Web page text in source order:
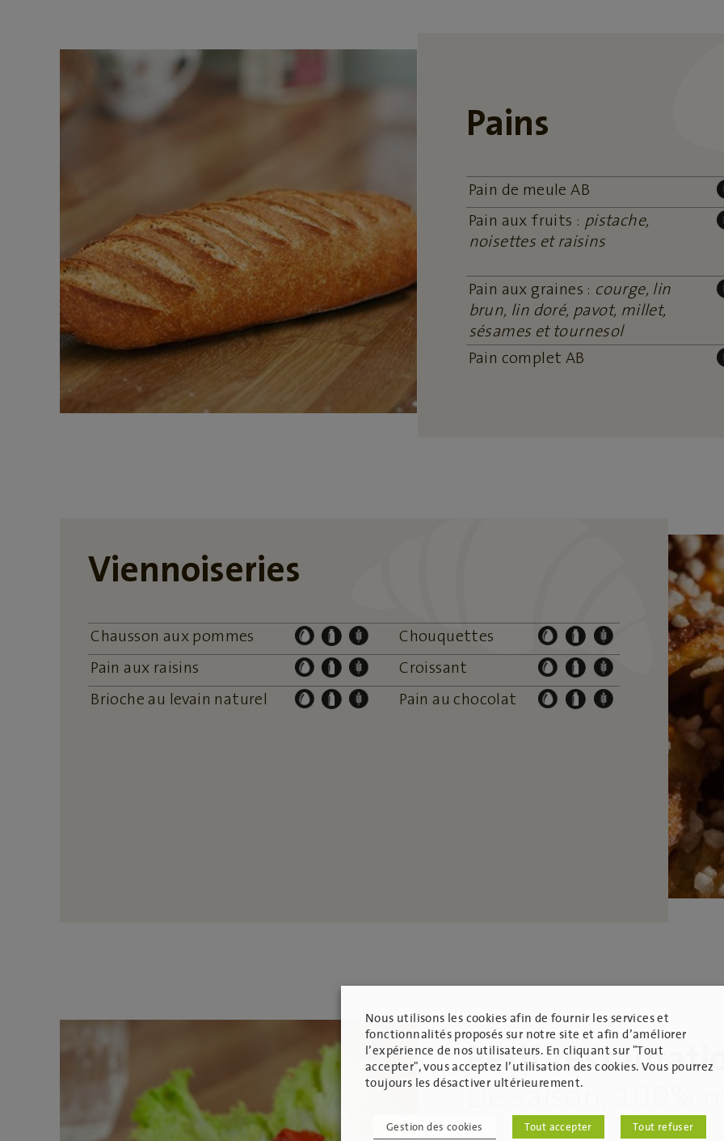
Pains
Pain de meule AB
Pain aux fruits : pistache,
noisettes et raisins
Pain aux graines : courge, lin
brun, lin doré, pavot, millet,
sésames et tournesol
Pain complet AB
Viennoiseries
Chausson aux pommes
Chouquettes
Pain aux raisins
Croissant
Brioche au levain naturel
Pain au chocolat
Petit
De saison, 100%
Nous utilisons les cookies afin de fournir les services et
fonctionnalités proposés sur notre site et afin d’améliorer
l’expérience de nos utilisateurs. En cliquant sur "Tout
accepter", vous acceptez l’utilisation des cookies. Vous pourrez
toujours les désactiver ultérieurement.
Gestion des cookies Tout accepter Tout refuser